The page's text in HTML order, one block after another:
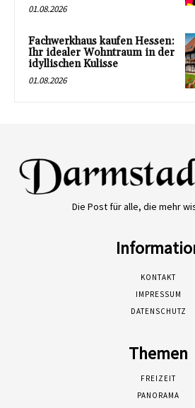
01.08.2026
Fachwerkhaus kaufen Hessen:
Ihr idealer Wohntraum in der
idyllischen Kulisse
01.08.2026
Die Post für alle, die mehr
KONTAKT
IMPRESSUM
DATENSCHUTZ
Themen
FREIZEIT
PANORAMA